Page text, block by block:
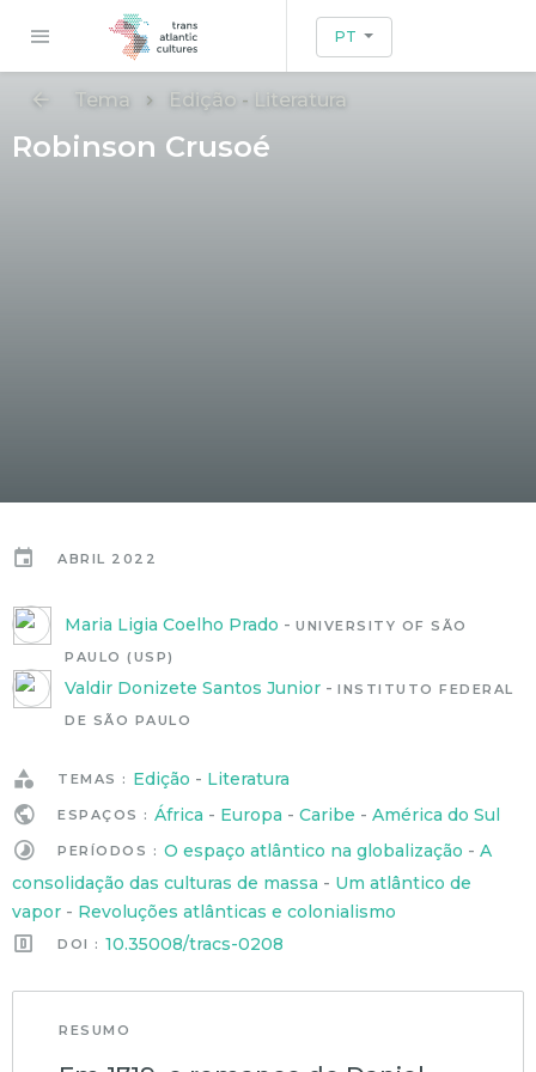
PT
Tema Edição - Literatura
Robinson Crusoé
ABRIL 2022
Maria Ligia Coelho Prado - UNIVERSITY OF SÃO
PAULO (USP)
Valdir Donizete Santos Junior - INSTITUTO FEDERAL
DE SÃO PAULO
TEMAS : Edição - Literatura
ESPAÇOS : África - Europa - Caribe - América do Sul
PERÍODOS : O espaço atlântico na globalização - A
consolidação das culturas de massa - Um atlântico de
vapor - Revoluções atlânticas e colonialismo
DOI : 10.35008/tracs-0208
RESUMO